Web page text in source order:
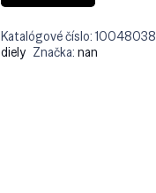
Katalógové číslo:10048038
diely Značka:nan